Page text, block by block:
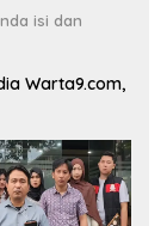
isi dan
Warta9.com,